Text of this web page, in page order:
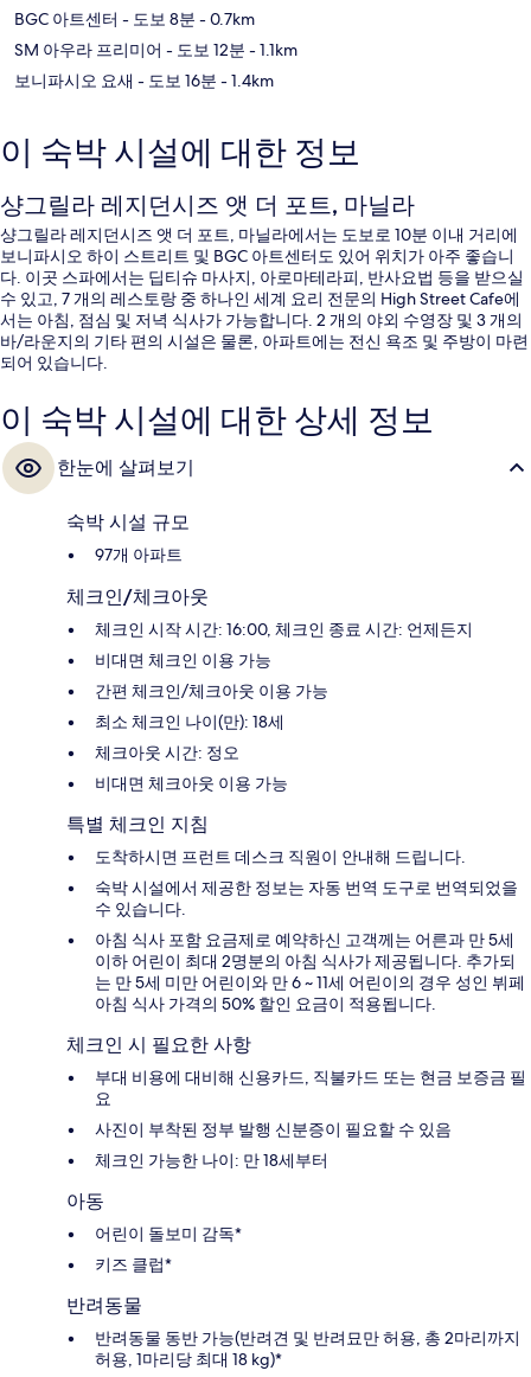
BGC 아트센터 - 도보 8분 - 0.7km
SM 아우라 프리미어 - 도보 12분 - 1.1km
보니파시오 요새 - 도보 16분 - 1.4km
이 숙박 시설에 대한 정보
샹그릴라 레지던시즈 앳 더 포트, 마닐라
샹그릴라 레지던시즈 앳 더 포트, 마닐라에서는 도보로 10분 이내 거리에
보니파시오 하이 스트리트 및 BGC 아트센터도 있어 위치가 아주 좋습니
다. 이곳 스파에서는 딥티슈 마사지, 아로마테라피, 반사요법 등을 받으실
수 있고, 7 개의 레스토랑 중 하나인 세계 요리 전문의 High Street Cafe에
서는 아침, 점심 및 저녁 식사가 가능합니다. 2 개의 야외 수영장 및 3 개의
바/라운지의 기타 편의 시설은 물론, 아파트에는 전신 욕조 및 주방이 마련
되어 있습니다.
이 숙박 시설에 대한 상세 정보
한눈에 살펴보기
숙박 시설 규모
97개 아파트
체크인/체크아웃
체크인 시작 시간: 16:00, 체크인 종료 시간: 언제든지
비대면 체크인 이용 가능
간편 체크인/체크아웃 이용 가능
최소 체크인 나이(만): 18세
체크아웃 시간: 정오
비대면 체크아웃 이용 가능
특별 체크인 지침
도착하시면 프런트 데스크 직원이 안내해 드립니다.
숙박 시설에서 제공한 정보는 자동 번역 도구로 번역되었을
수 있습니다.
아침 식사 포함 요금제로 예약하신 고객께는 어른과 만 5세
이하 어린이 최대 2명분의 아침 식사가 제공됩니다. 추가되
는 만 5세 미만 어린이와 만 6 ~ 11세 어린이의 경우 성인 뷔페
아침 식사 가격의 50% 할인 요금이 적용됩니다.
체크인 시 필요한 사항
부대 비용에 대비해 신용카드, 직불카드 또는 현금 보증금 필
요
사진이 부착된 정부 발행 신분증이 필요할 수 있음
체크인 가능한 나이: 만 18세부터
아동
어린이 돌보미 감독*
키즈 클럽*
반려동물
반려동물 동반 가능(반려견 및 반려묘만 허용, 총 2마리까지
허용, 1마리당 최대 18 kg)*